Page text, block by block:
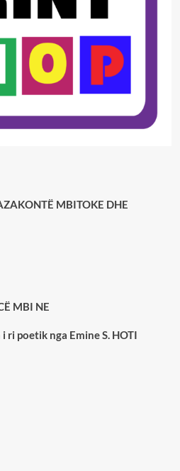
MBITOKE DHE
MBI NE
ri poetik nga Emine S. HOTI